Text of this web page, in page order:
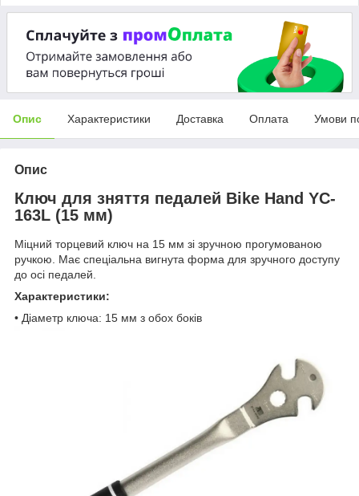
Опис Характеристики Доставка Оплата Умови
Опис
Ключ для зняття педалей Bike Hand YC-
163L (15 мм)
Міцний торцевий ключ на 15 мм зі зручною прогумованою
ручкою. Має спеціальна вигнута форма для зручного доступу
до осі педалей.
Характеристики:
• Діаметр ключа: 15 мм з обох боків